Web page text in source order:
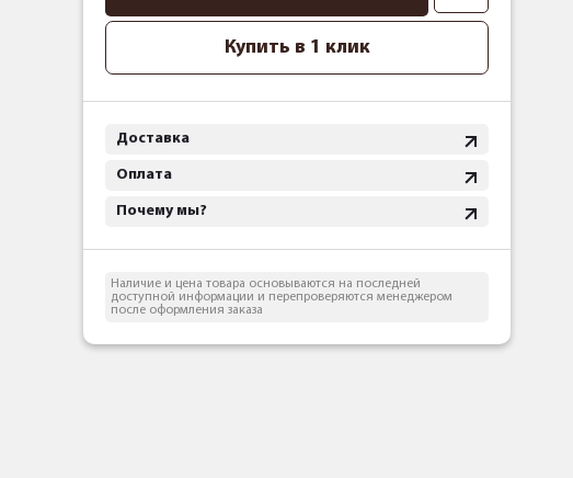
Купить в 1 клик
Доставка
Оплата
Почему мы?
Наличие и цена товара основываются на последней
доступной информации и перепроверяются менеджером
после оформления заказа